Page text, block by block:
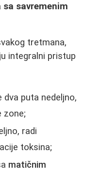
savremenim
tretmana,
integralni pristup
dva puta nedeljno,
zone;
radi
toksina;
matičnim